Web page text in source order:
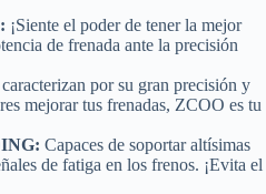
¡Siente el poder de tener la mejor
de frenada ante la precisión
caracterizan por su gran precisión y
mejorar tus frenadas, ZCOO es tu
Capaces de soportar altísimas
de fatiga en los frenos. ¡Evita el